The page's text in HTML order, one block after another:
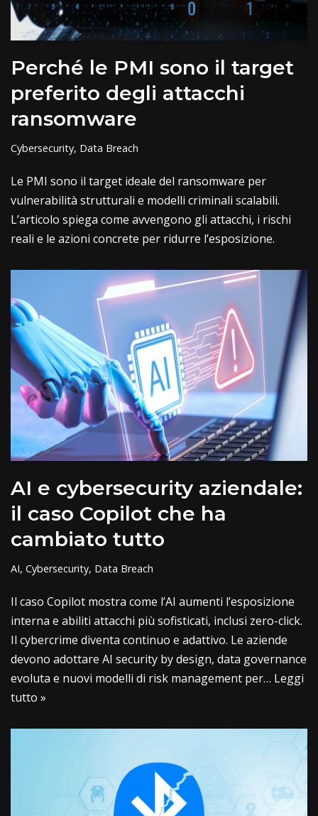
Perché le PMI sono il target
preferito degli attacchi
ransomware
Cybersecurity, Data Breach
Le PMI sono il target ideale del ransomware per
vulnerabilità strutturali e modelli criminali scalabili.
L’articolo spiega come avvengono gli attacchi, i rischi
reali e le azioni concrete per ridurre l’esposizione.
AI e cybersecurity aziendale:
il caso Copilot che ha
cambiato tutto
AI, Cybersecurity, Data Breach
Il caso Copilot mostra come l’AI aumenti l’esposizione
interna e abiliti attacchi più sofisticati, inclusi zero-click.
Il cybercrime diventa continuo e adattivo. Le aziende
devono adottare AI security by design, data governance
evoluta e nuovi modelli di risk management per… Leggi
tutto »